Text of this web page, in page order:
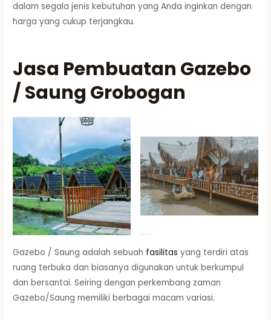
dalam segala jenis kebutuhan yang Anda inginkan dengan
harga yang cukup terjangkau.
Jasa Pembuatan Gazebo
/ Saung Grobogan
Gazebo / Saung adalah sebuah fasilitas yang terdiri atas
ruang terbuka dan biasanya digunakan untuk berkumpul
dan bersantai. Seiring dengan perkembang zaman
Gazebo/Saung memiliki berbagai macam variasi.